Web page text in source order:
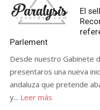
el
El
Parlement
Desde nuestro Gabinete
presentaros una nueva
andaluza que pretende
y... Leer más